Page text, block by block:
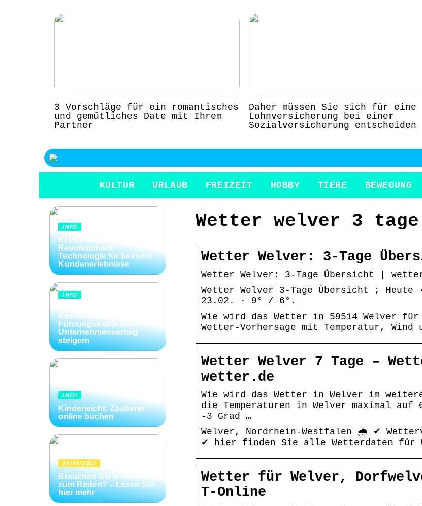
3 Vorschläge für ein romantisches
und gemütliches Date mit Ihrem
Partner
Daher müssen Sie sich für eine
Lohnversicherung bei einer
Sozialversicherung entscheiden
KULTUR URLAUB FREIZEIT HOBBY TIERE BEWEGUNG
Wetter welver 3 tage
Wetter Welver: 3-Tage
Wetter Welver: 3-Tage Übersicht |
Wetter Welver 3-Tage Übersicht ;
23.02. · 9° / 6°.
Wie wird das Wetter in 59514 Welver
Wetter-Vorhersage mit Temperatur,
Wetter Welver 7 Tage –
wetter.de
Wie wird das Wetter in Welver im
die Temperaturen in Welver maximal
-3 Grad …
Welver, Nordrhein-Westfalen 🌧️ ✔
✔ hier finden Sie alle Wetterdaten für
Wetter für Welver,
T-Online
INFO
KI im Kundenservice:
Revolutionäre
Technologie für bessere
Kundenerlebnisse
INFO
Konfliktlösungen der
Führungskräfte den
Unternehmenserfolg
steigern
INFO
Kinderleicht: Zauberer
online buchen
20/10/2022
Brauchen Sie jemanden
zum Reden? – Lesen Sie
hier mehr